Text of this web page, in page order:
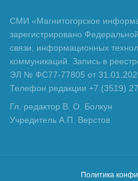
СМИ «Магнитогорское
зарегистрировано
связи, информационных
коммуникаций. Запись в
ЭЛ № ФС77-77805 от
Телефон редакции +7 (3519)
Гл. редактор В. О. Болкун
Учредитель А.П. Верстов
Политика